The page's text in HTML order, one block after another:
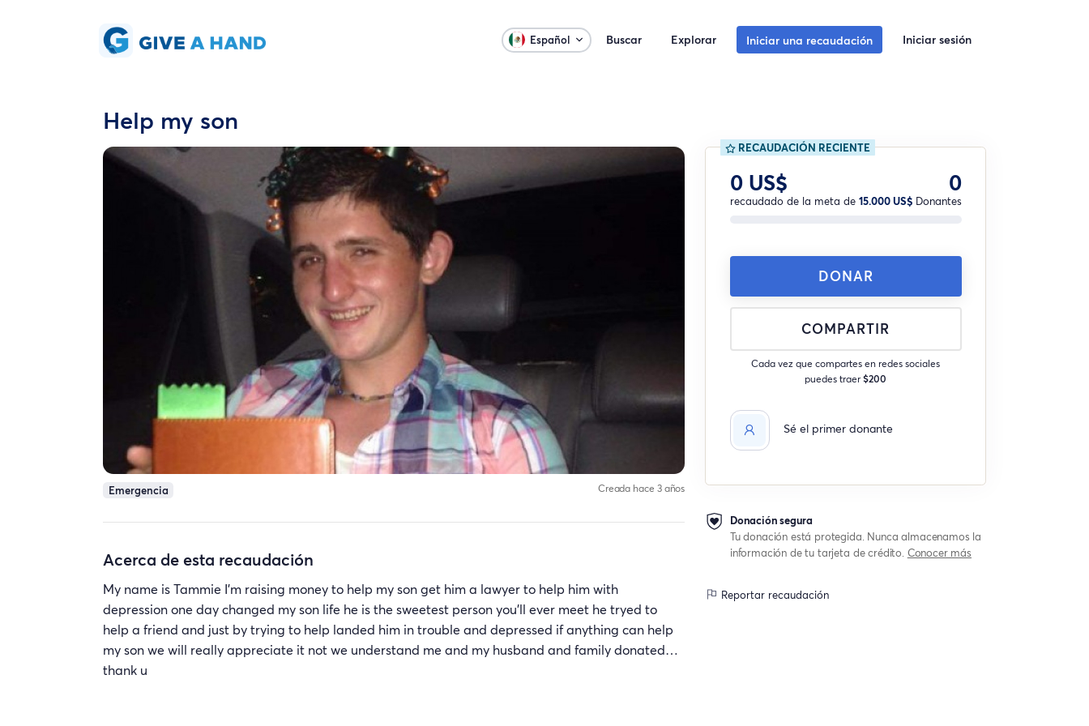
Español Buscar Explorar Iniciar una recaudación Iniciar sesión
Help my son
Emergencia Creada hace 3 años
Acerca de esta recaudación
My name is Tammie I'm raising money to help my son get him a lawyer to help him with
depression one day changed my son life he is the sweetest person you'll ever meet he tryed to
help a friend and just by trying to help landed him in trouble and depressed if anything can help
my son we will really appreciate it not we understand me and my husband and family donated…
thank u
RECAUDACIÓN RECIENTE
0 US$
recaudado de la meta de 15.000 US$
0
Donantes
DONAR
COMPARTIR
Cada vez que compartes en redes sociales
puedes traer$200
Sé el primer donante
Donación segura
Tu donación está protegida. Nunca almacenamos la
información de tu tarjeta de crédito. Conocer más
Reportar recaudación